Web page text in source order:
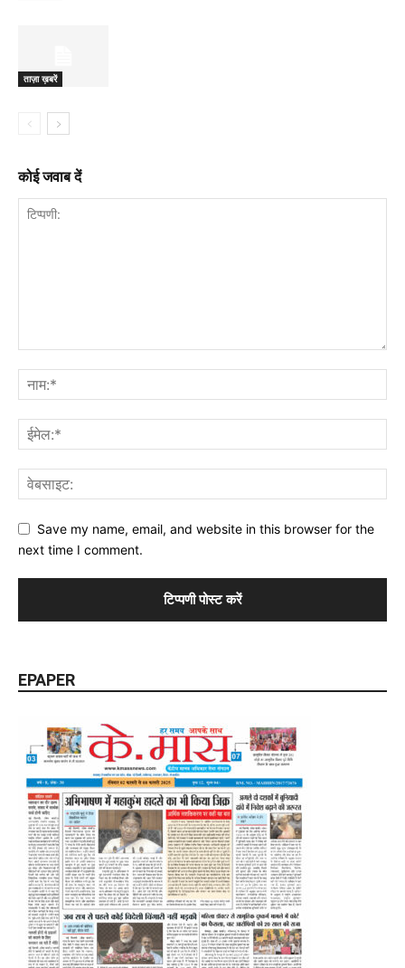
ताज़ा ख़बरें
कोई जवाब दें
Save my name, email, and website in this browser for the
next time I comment.
EPAPER